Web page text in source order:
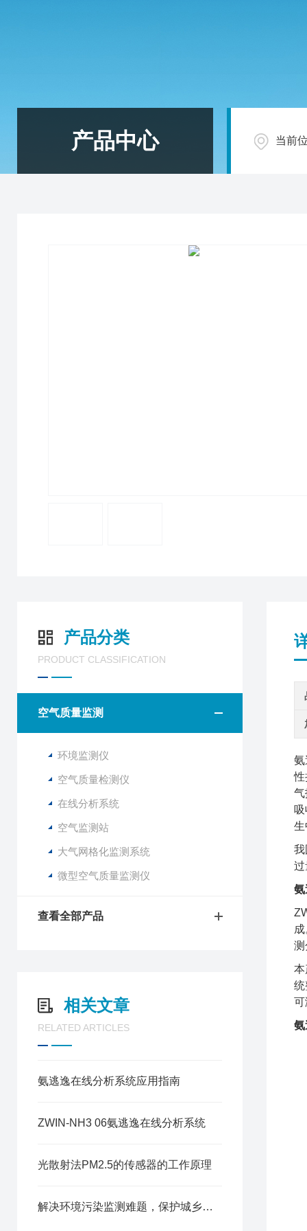
产品中心 当前
产品分类
PRODUCT CLASSIFICATION
空气质量监测
环境监测仪
空气质量检测仪
在线分析系统
空气监测站
大气网格化监测系统
微型空气质量监测仪
查看全部产品
相关文章
RELATED ARTICLES
氨逃逸在线分析系统应用指南
ZWIN-NH3 06氨逃逸在线分析系统
光散射法PM2.5的传感器的工作原理
解决环境污染监测难题，保护城乡水质监测发展
氨
性
气
生
我
过
氨
测
本
统
可
氨